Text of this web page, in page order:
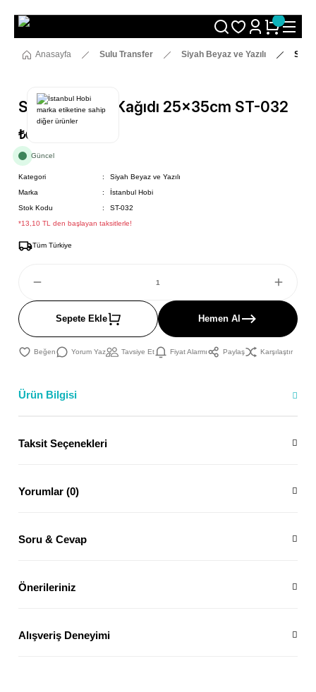
Size Özel "HG10" Koduyla Sepette Hemen %10 İndirimi Kaçırma
Anasayfa Sulu Transfer Siyah Beyaz ve Yazılı Sulu
Sulu Transfer Kağıdı 25x35cm ST-032
₺69
Güncel
Kategori
Siyah Beyaz ve Yazılı
Marka
İstanbul Hobi
Stok Kodu
ST-032
*13,10 TL den başlayan taksitlerle!
Tüm Türkiye
Sepete Ekle Hemen Al
Yorum Yaz Tavsiye Et Fiyat Alarmı Paylaş Karşılaştır
Ürün Bilgisi
Taksit Seçenekleri
Yorumlar (0)
Soru & Cevap
Önerileriniz
Alışveriş Deneyimi